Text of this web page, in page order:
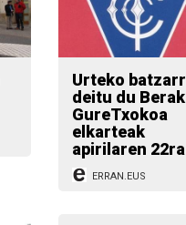
Urteko
deitu du
GureTxokoa
elkarteak
apirilaren
ERRAN.EUS